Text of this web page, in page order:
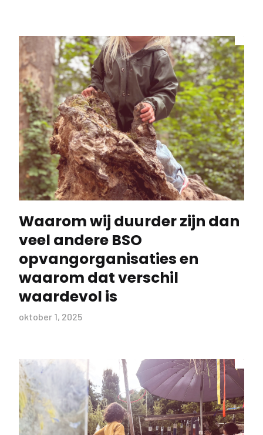
Waarom wij duurder zijn dan
veel andere BSO
opvangorganisaties en
waarom dat verschil
waardevol is
oktober 1, 2025